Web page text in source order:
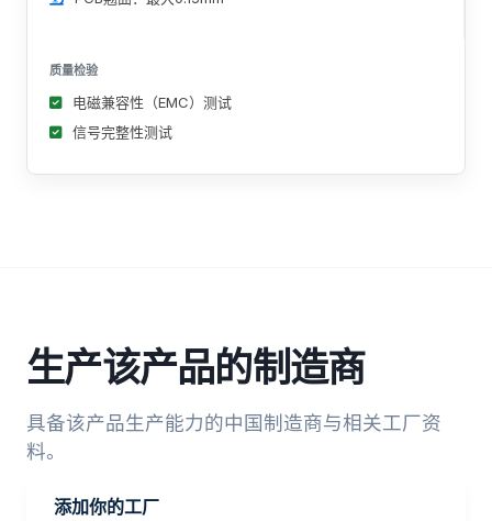
质量检验
电磁兼容性（EMC）测试
信号完整性测试
生产该产品的制造商
具备该产品生产能力的中国制造商与相关工厂资
料。
添加你的工厂